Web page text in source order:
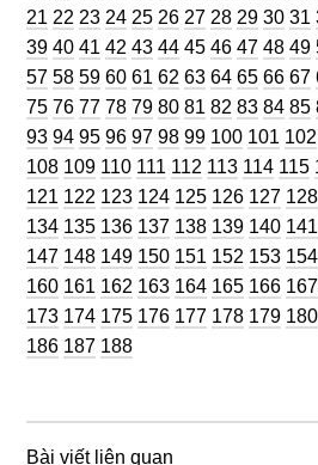
Trang
21 Trang
22 Trang
23 Trang
24 Trang
25 Trang
26 Trang
27 Trang
28 Trang
29 Trang
30 31
39 Trang
40 Trang
41 Trang
42 Trang
43 Trang
44 Trang
45 Trang
46 Trang
47 Trang
48 49
57 Trang
58 Trang
59 Trang
60 Trang
61 Trang
62 Trang
63 Trang
64 Trang
65 Trang
66 67
75 Trang
76 Trang
77 Trang
78 Trang
79 Trang
80 Trang
81 Trang
82 Trang
83 Trang
84 85
93 Trang
94 Trang
95 Trang
96 Trang
97 Trang
98 Trang
99 Trang
100 Trang
101 102
108 Trang
109 Trang
110 Trang
111 Trang
112 Trang
113 Trang
114 115
121 Trang
122 Trang
123 Trang
124 Trang
125 Trang
126 Trang
127 128
134 Trang
135 Trang
136 Trang
137 Trang
138 Trang
139 Trang
140 141
147 Trang
148 Trang
149 Trang
150 Trang
151 Trang
152 Trang
153 154
160 Trang
161 Trang
162 Trang
163 Trang
164 Trang
165 Trang
166 167
173 Trang
174 Trang
175 Trang
176 Trang
177 Trang
178 Trang
179 180
186 Trang
187 Trang
188
Bài viết liên quan